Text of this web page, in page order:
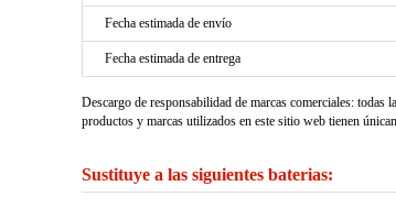
Fecha estimada de envío
Fecha estimada de entrega
Descargo de responsabilidad de marcas comerciales:
productos y marcas utilizados en este sitio web tienen
Sustituye a las siguientes baterias: